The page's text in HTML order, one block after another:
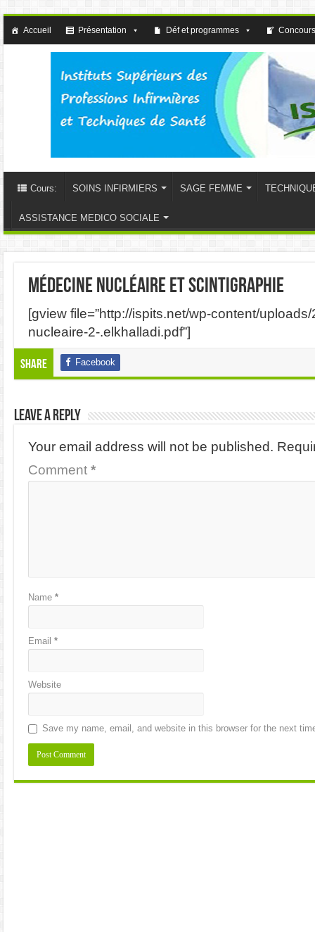
Accueil Présentation Déf et programmes
Cours: SOINS INFIRMIERS SAGE FEMME
ASSISTANCE MEDICO SOCIALE
médecine nucléaire et scintigraphie
[gview file=”http://ispits.net/wp-content/
nucleaire-2-.elkhalladi.pdf”]
Share Facebook
Leave a Reply
Your email address will not be published.
Comment*
Name*
Email*
Website
Save my name, email, and website in this browser for the next